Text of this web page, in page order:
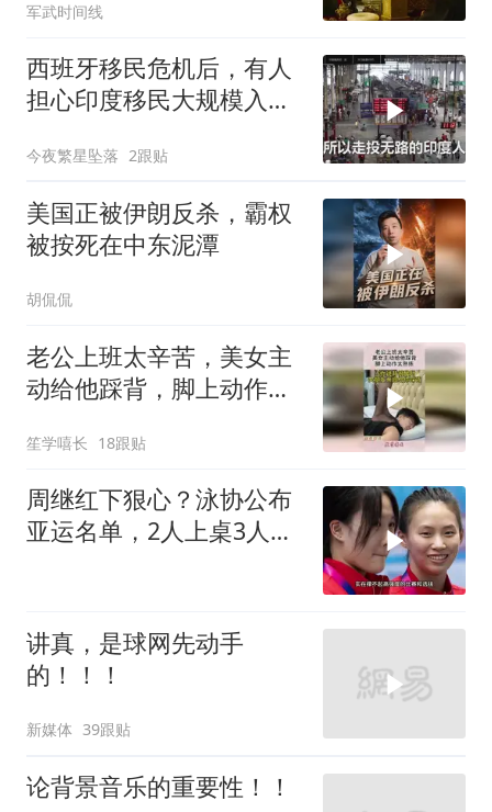
军武时间线
西班牙移民危机后，有人
担心印度移民大规模入侵
今夜繁星坠落 2跟贴
美国正被伊朗反杀，霸权
被按死在中东泥潭
胡侃侃
老公上班太辛苦，美女主
动给他踩背，脚上动作太
笙学嘻长 18跟贴
周继红下狠心？泳协公布
亚运名单，2人上桌3人下
讲真，是球网先动手
的！！！
新媒体 39跟贴
论背景音乐的重要性！！